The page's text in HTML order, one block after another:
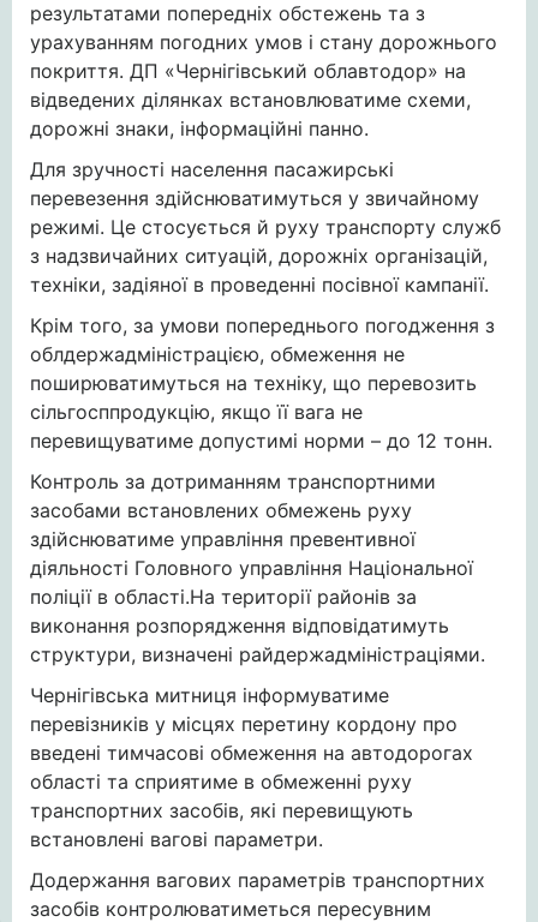
результатами попередніх обстежень та з
урахуванням погодних умов і стану дорожнього
покриття. ДП «Чернігівський облавтодор» на
відведених ділянках встановлюватиме схеми,
дорожні знаки, інформаційні панно.
Для зручності населення пасажирські
перевезення здійснюватимуться у звичайному
режимі. Це стосується й руху транспорту служб
з надзвичайних ситуацій, дорожніх організацій,
техніки, задіяної в проведенні посівної кампанії.
Крім того, за умови попереднього погодження з
облдержадміністрацією, обмеження не
поширюватимуться на техніку, що перевозить
сільгосппродукцію, якщо її вага не
перевищуватиме допустимі норми – до 12 тонн.
Контроль за дотриманням транспортними
засобами встановлених обмежень руху
здійснюватиме управління превентивної
діяльності Головного управління Національної
поліції в області.На території районів за
виконання розпорядження відповідатимуть
структури, визначені райдержадміністраціями.
Чернігівська митниця інформуватиме
перевізників у місцях перетину кордону про
введені тимчасові обмеження на автодорогах
області та сприятиме в обмеженні руху
транспортних засобів, які перевищують
встановлені вагові параметри.
Додержання вагових параметрів транспортних
засобів контролюватиметься пересувним